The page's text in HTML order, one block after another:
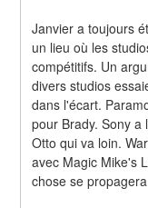
Janvier a toujours
un lieu où les
compétitifs. Un
divers studios
dans l'écart.
pour Brady. Sony a
Otto qui va loin.
avec Magic Mike's
chose se